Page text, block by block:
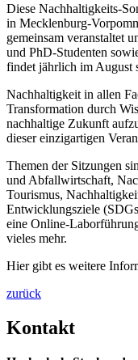
Diese Nachhaltigkeits-
in Mecklenburg-
gemeinsam veranstaltet
und PhD-Studenten
findet jährlich im August
Nachhaltigkeit in allen
Transformation durch
nachhaltige Zukunft
dieser einzigartigen
Themen der Sitzungen
und Abfallwirtschaft,
Tourismus,
Entwicklungsziele
eine Online-
vieles mehr.
Hier gibt es weitere
zurück
Kon­takt